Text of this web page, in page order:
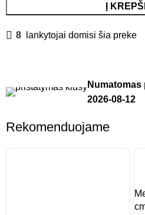
Į
8 lankytojai domisi šia preke
2026-08-12
Rekomenduojame